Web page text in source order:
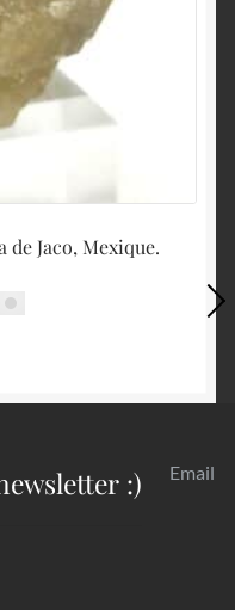
Jaco, Mexique.
:) Email